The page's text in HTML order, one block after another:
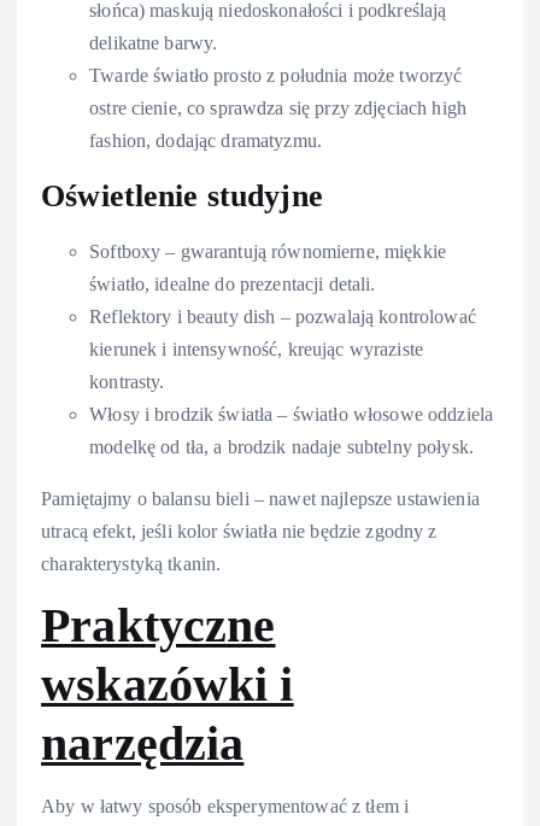
słońca) maskują niedoskonałości i podkreślają
delikatne barwy.
Twarde światło prosto z południa może tworzyć
ostre cienie, co sprawdza się przy zdjęciach high
fashion, dodając dramatyzmu.
Oświetlenie studyjne
Softboxy – gwarantują równomierne, miękkie
światło, idealne do prezentacji detali.
Reflektory i beauty dish – pozwalają kontrolować
kierunek i intensywność, kreując wyraziste
kontrasty.
Włosy i brodzik światła – światło włosowe oddziela
modelkę od tła, a brodzik nadaje subtelny połysk.
Pamiętajmy o balansu bieli – nawet najlepsze ustawienia
utracą efekt, jeśli kolor światła nie będzie zgodny z
charakterystyką tkanin.
Praktyczne
wskazówki i
narzędzia
Aby w łatwy sposób eksperymentować z tłem i